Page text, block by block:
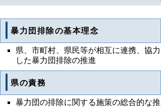
暴力団排除の基本理念
県、市町村、県民等が相互に連携、協力
した暴力団排除の推進
県の責務
暴力団の排除に関する施策の総合的な推